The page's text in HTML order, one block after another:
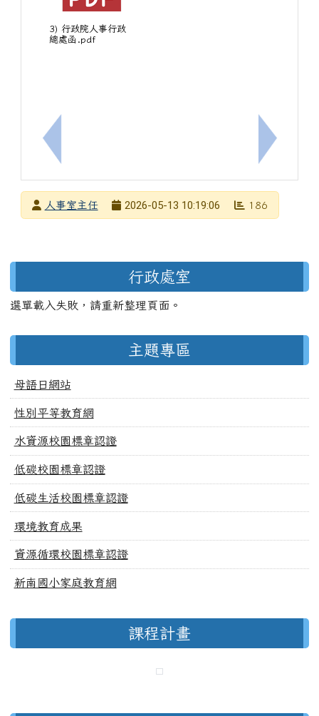
上一筆：內政部115年「遇見心動時」單身聯誼活
3) 行政院人事行政
總處函.pdf
下一筆：
發布者人事室主任
2026-05-13 10:19:06 186
行政處室
選單載入失敗，請重新整理頁面。
主題專區
母語日網站
性別平等教育網
水資源校園標章認證
低碳校園標章認證
低碳生活校園標章認證
環境教育成果
資源循環校園標章認證
新南國小家庭教育網
課程計畫